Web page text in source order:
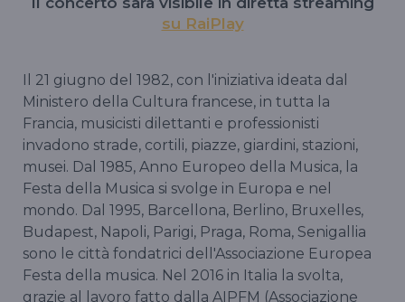
su RaiPlay
Il 21 giugno del 1982, con l'iniziativa ideata dal
Ministero della Cultura francese, in tutta la
Francia, musicisti dilettanti e professionisti
invadono strade, cortili, piazze, giardini, stazioni,
musei. Dal 1985, Anno Europeo della Musica, la
Festa della Musica si svolge in Europa e nel
mondo. Dal 1995, Barcellona, Berlino, Bruxelles,
Budapest, Napoli, Parigi, Praga, Roma, Senigallia
sono le città fondatrici dell'Associazione Europea
Festa della musica. Nel 2016 in Italia la svolta,
grazie al lavoro fatto dalla AIPFM (Associazione